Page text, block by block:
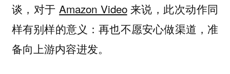
谈，对于Amazon Video来说，此次动作同
样有别样的意义：再也不愿安心做渠道，准
备向上游内容进发。